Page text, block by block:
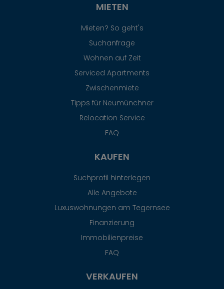
MIETEN
Mieten? So geht's
Suchanfrage
Wohnen auf Zeit
Serviced Apartments
Zwischenmiete
Tipps für Neumünchner
Relocation Service
FAQ
KAUFEN
Suchprofil hinterlegen
Alle Angebote
Luxuswohnungen am Tegernsee
Finanzierung
Immobilienpreise
FAQ
VERKAUFEN